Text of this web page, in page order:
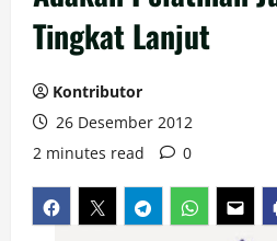
Tingkat Lanjut
Kontributor
26 Desember 2012
2 minutes read
0